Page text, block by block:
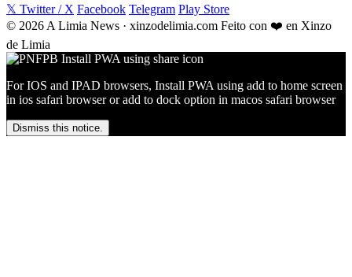
𝕏 Twitter / X Facebook Telegram Play Store
© 2026 A Limia News · xinzodelimia.com Feito con ❤️ en Xinzo
de Limia
For IOS and IPAD browsers, Install PWA using add to home screen
in ios safari browser or add to dock option in macos safari browser
Dismiss this notice.